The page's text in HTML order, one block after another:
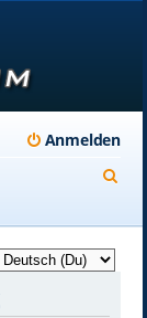
Anmelden